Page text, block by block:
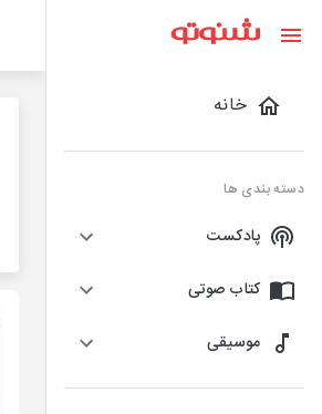
خانه
دسته بندی ها
پادکست
کتاب صوتی
موسیقی